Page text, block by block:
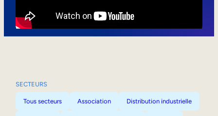
SECTEURS
Tous secteurs Association Distribution industrielle